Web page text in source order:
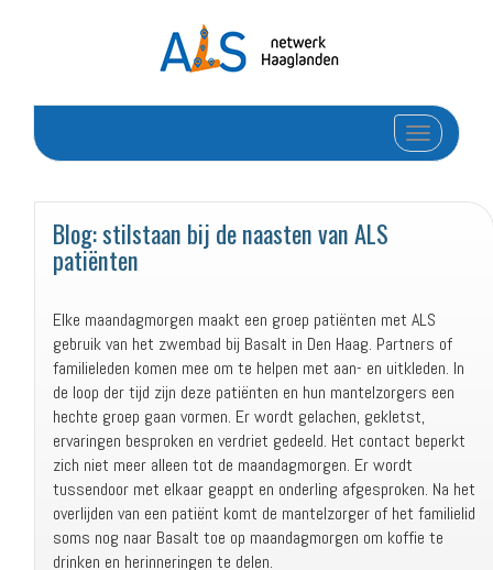
Toggle
Blog: stilstaan bij de naasten van ALS
patiënten
Elke maandagmorgen maakt een groep patiënten met ALS
gebruik van het zwembad bij Basalt in Den Haag. Partners of
familieleden komen mee om te helpen met aan- en uitkleden. In
de loop der tijd zijn deze patiënten en hun mantelzorgers een
hechte groep gaan vormen. Er wordt gelachen, gekletst,
ervaringen besproken en verdriet gedeeld. Het contact beperkt
zich niet meer alleen tot de maandagmorgen. Er wordt
tussendoor met elkaar geappt en onderling afgesproken. Na het
overlijden van een patiënt komt de mantelzorger of het familielid
soms nog naar Basalt toe op maandagmorgen om koffie te
drinken en herinneringen te delen.